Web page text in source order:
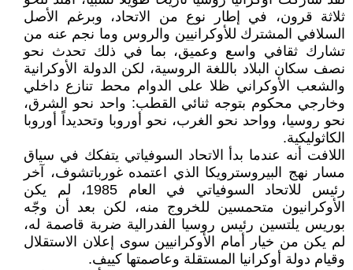
ثلاثة قرون، في إطار نوع من الاتحاد، وبرغم الأصل
السلافي المشترك للأوكرانيين والروس وما نجم عنه من
تشارك ثقافي واسع وعميق، بما في ذلك تحدث نحو
نصف سكان البلاد باللغة الروسية، لكن الدولة الأوكرانية
والشعب الأوكراني ظلا على الدوام محط تنازع داخلي
وخارجي محكوم بتوجه ثنائي القطب: واحد نحو الشرق،
نحو روسيا، وواحد نحو الغرب، نحو أوروبا وتحديداً أوروبا
الكاثوليكية.
اللافت أنه عندما بدأ الاتحاد السوفياتي يتفكك في سياق
مسار نهج البيروسترويكا الذي اعتمده غورباتشوف، آخر
رئيس للاتحاد السوفياتي في العام 1985، لم يكن
الأوكرانيون متحمسين للخروج منه، لكن بعد أن وجّه
بوريس يلتسين رئيس روسيا الفدرالية ضربة قاصمة له،
لم يكن من خيار أمام الأوكرانيين سوى إعلان الاستقلال
وقيام دولة أوكرانيا المستقلة وعاصمتها كييف.